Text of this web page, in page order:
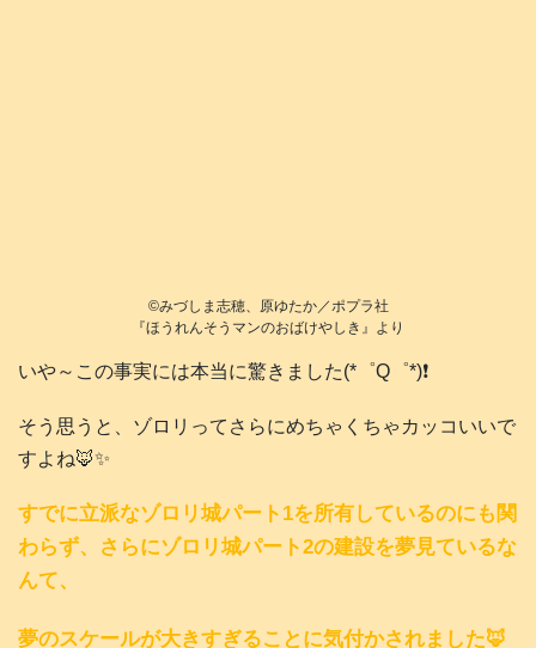
©️みづしま志穂、原ゆたか／ポプラ社
『ほうれんそうマンのおばけやしき』より
いや～この事実には本当に驚きました(*゜Q゜*)❗️
そう思うと、ゾロリってさらにめちゃくちゃカッコいいで
すよね🦊✨
すでに立派なゾロリ城パート1を所有しているのにも関
わらず、さらにゾロリ城パート2の建設を夢見ているな
んて、
夢のスケールが大きすぎることに気付かされました🦊